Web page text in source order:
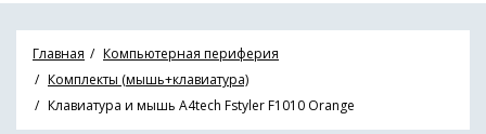
Главная
Компьютерная периферия
Комплекты (мышь+клавиатура)
Клавиатура и мышь A4tech Fstyler F1010 Orange